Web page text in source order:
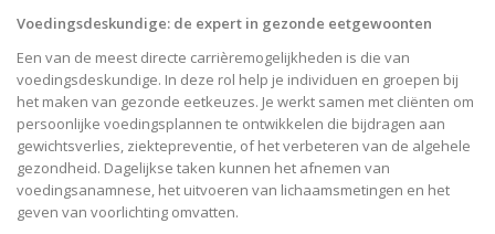
Voedingsdeskundige: de expert in gezonde eetgewoonten
Een van de meest directe carrièremogelijkheden is die van
voedingsdeskundige. In deze rol help je individuen en groepen bij
het maken van gezonde eetkeuzes. Je werkt samen met cliënten om
persoonlijke voedingsplannen te ontwikkelen die bijdragen aan
gewichtsverlies, ziektepreventie, of het verbeteren van de algehele
gezondheid. Dagelijkse taken kunnen het afnemen van
voedingsanamnese, het uitvoeren van lichaamsmetingen en het
geven van voorlichting omvatten.